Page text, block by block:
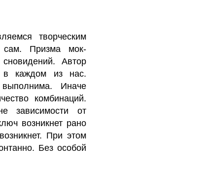
творческим
сам. Призма мок-
Автор
в каждом из нас.
Иначе
комбинаций.
зависимости от
возникнет рано
При этом
Без особой